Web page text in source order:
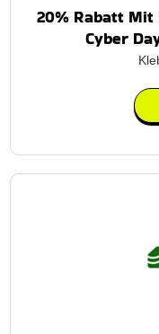
20% Rabatt Mit
Cyber